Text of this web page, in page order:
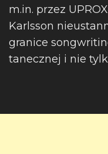
m.in. przez
Karlsson
granice
tanecznej i nie